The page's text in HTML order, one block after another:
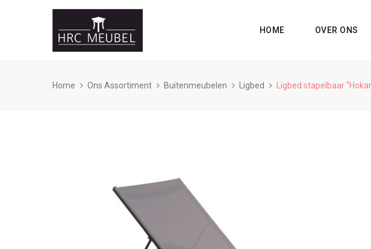
HOME OVER ONS
Home Ons Assortiment Buitenmeubelen Ligbed Ligbed stapelbaar